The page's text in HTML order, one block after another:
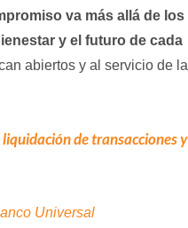
va más allá de los
y el futuro de cada
abiertos y al servicio de la
de transacciones y
Universal